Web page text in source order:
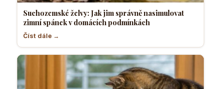
Suchozemské želvy: Jak jim správně nasimulovat
zimní spánek v domácích podmínkách
Číst dále →